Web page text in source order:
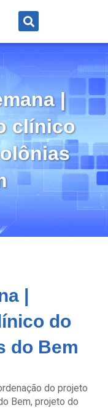
|
clínico
|
do
do Bem
do projeto
Bem, projeto do